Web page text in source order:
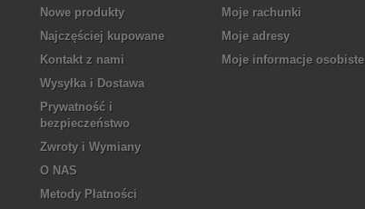
Nowe produkty
Najczęściej kupowane
Kontakt z nami
Wysyłka i Dostawa
Prywatność i
bezpieczeństwo
Zwroty i Wymiany
O NAS
Metody Płatności
Moje rachunki
Moje adresy
Moje informacje osobiste